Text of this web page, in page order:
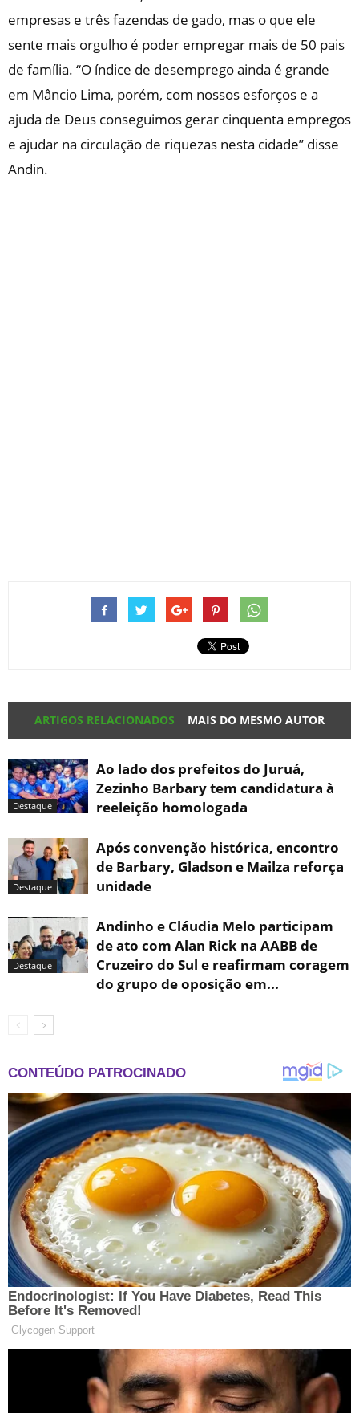
empresas e três fazendas de gado, mas o que ele
sente mais orgulho é poder empregar mais de 50 pais
de família. “O índice de desemprego ainda é grande
em Mâncio Lima, porém, com nossos esforços e a
ajuda de Deus conseguimos gerar cinquenta empregos
e ajudar na circulação de riquezas nesta cidade” disse
Andin.
ARTIGOS RELACIONADOS MAIS DO MESMO AUTOR
Destaque
Ao lado dos prefeitos do Juruá,
Zezinho Barbary tem candidatura à
reeleição homologada
Destaque
Após convenção histórica, encontro
de Barbary, Gladson e Mailza reforça
unidade
Destaque
Andinho e Cláudia Melo participam
de ato com Alan Rick na AABB de
Cruzeiro do Sul e reafirmam coragem
do grupo de oposição em...